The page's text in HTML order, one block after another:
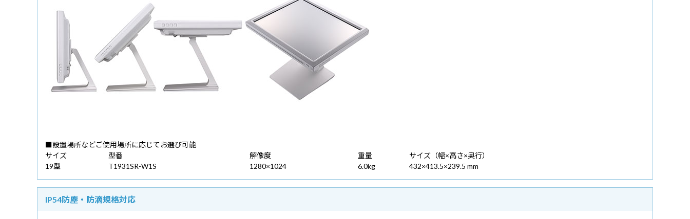
■設置場所などご使用場所に応じてお選び可能
サイズ
型番 解像度 重量
サイズ（幅×高さ×奥行）
19型
T1931SR-W1S 1280×1024 6.0kg 432×413.5×239.5 mm
IP54防塵・防滴規格対応